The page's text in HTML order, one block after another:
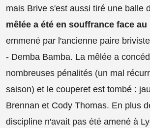
mais Brive s'est aussi tiré une balle
mêlée a été en souffrance face
emmené par l'ancienne paire
- Demba Bamba. La mêlée a
nombreuses pénalités (un mal
saison) et le couperet est tombé :
Brennan et Cody Thomas. En plus
discipline n'avait pas été amené à